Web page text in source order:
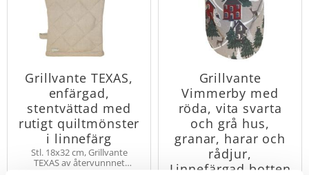
Grillvante TEXAS,
enfärgad,
stentvättad med
rutigt quiltmönster
i linnefärg
Stl. 18x32 cm, Grillvante
TEXAS av återvunnnet
Grillvante
Vimmerby med
röda, vita svarta
och grå hus,
granar, harar och
rådjur,
Linnefärgad botten